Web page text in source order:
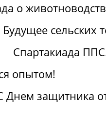
о
Будущее сельских
Спартакиада
опытом!
Днем защитника